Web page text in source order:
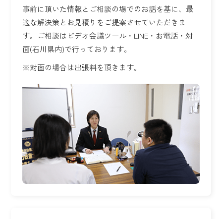
事前に頂いた情報とご相談の場でのお話を基に、最
適な解決策とお見積りをご提案させていただきま
す。
ご相談はビデオ会議ツール・LINE・お電話・対
面(石川県内)で行っております。
※対面の場合は出張料を頂きます。